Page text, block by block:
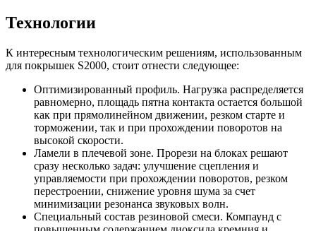
Технологии
К интересным технологическим решениям, использованным
для покрышек S2000, стоит отнести следующее:
Оптимизированный профиль. Нагрузка распределяется
равномерно, площадь пятна контакта остается большой
как при прямолинейном движении, резком старте и
торможении, так и при прохождении поворотов на
высокой скорости.
Ламели в плечевой зоне. Прорези на блоках решают
сразу несколько задач: улучшение сцепления и
управляемости при прохождении поворотов, резком
перестроении, снижение уровня шума за счет
минимизации резонанса звуковых волн.
Специальный состав резиновой смеси. Компаунд с